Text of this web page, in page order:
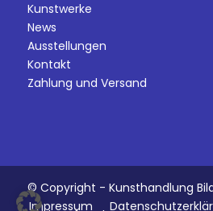
Kunstwerke
News
Ausstellungen
Kontakt
Zahlung und Versand
© Copyright - Kunsthandlung
Impressum